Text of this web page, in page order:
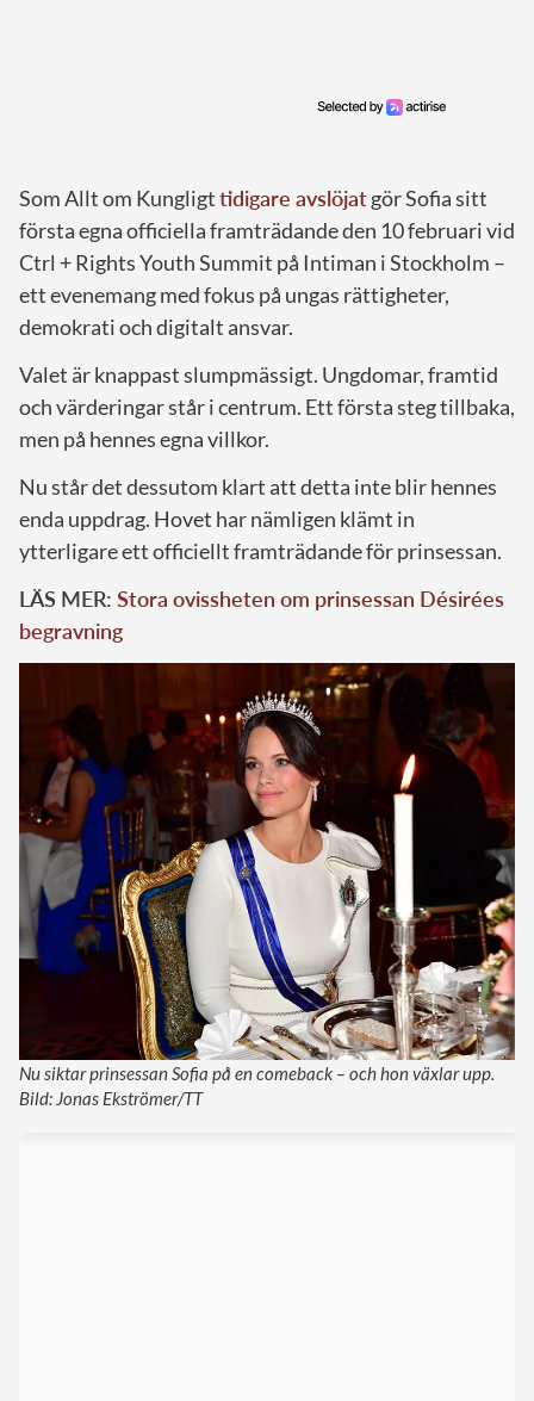
Som Allt om Kungligttidigare avslöjatgör Sofia sitt
första egna officiella framträdande den 10 februari vid
Ctrl + Rights Youth Summit på Intiman i Stockholm –
ett evenemang med fokus på ungas rättigheter,
demokrati och digitalt ansvar.
Valet är knappast slumpmässigt. Ungdomar, framtid
och värderingar står i centrum. Ett första steg tillbaka,
men på hennes egna villkor.
Nu står det dessutom klart att detta inte blir hennes
enda uppdrag. Hovet har nämligen klämt in
ytterligare ett officiellt framträdande för prinsessan.
LÄS MER: Stora ovissheten om prinsessan Désirées
begravning
Nu siktar prinsessan Sofia på en comeback – och hon växlar upp.
Bild: Jonas Ekströmer/TT